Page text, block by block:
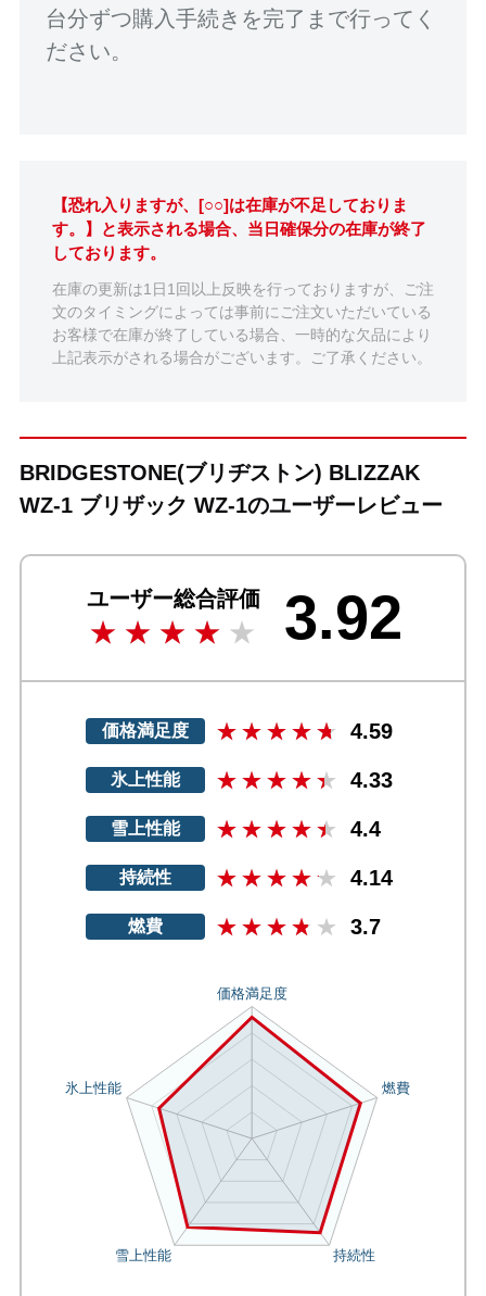
台分ずつ購入手続きを完了まで行ってく
ださい。
【恐れ入りますが、[○○]は在庫が不足しておりま
す。】と表示される場合、当日確保分の在庫が終了
しております。
在庫の更新は1日1回以上反映を行っておりますが、ご注
文のタイミングによっては事前にご注文いただいている
お客様で在庫が終了している場合、一時的な欠品により
上記表示がされる場合がございます。ご了承ください。
BRIDGESTONE(ブリヂストン) BLIZZAK
WZ-1 ブリザック WZ-1のユーザーレビュー
ユーザー総合評価 3.92
価格満足度 4.59
氷上性能 4.33
雪上性能 4.4
持続性 4.14
燃費 3.7